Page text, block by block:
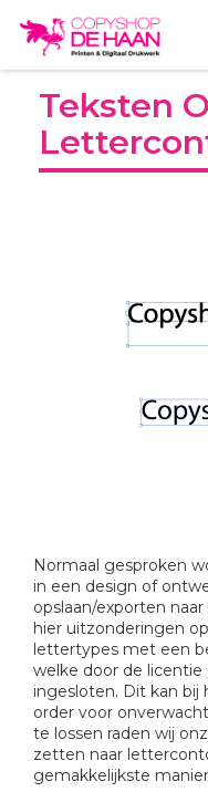
to
Content
Teksten
Normaal gesproken
in een design of
opslaan/exporten
hier uitzonderingen
lettertypes met een
welke door de
ingesloten. Dit kan
order voor
te lossen raden wij
zetten naar
gemakkelijkste